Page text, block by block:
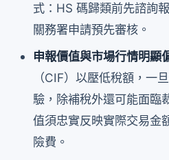
式：HS 碼歸類前先諮詢
關務署申請預先審核。
申報價值與市場行情明顯
（CIF）以壓低稅額，一
驗，除補稅外還可能面臨
值須忠實反映實際交易金
險費。